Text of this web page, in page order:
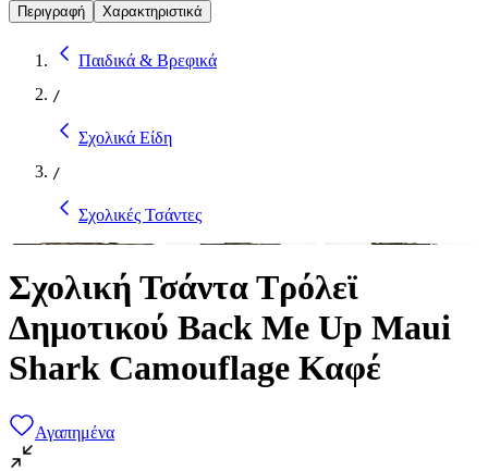
Περιγραφή Χαρακτηριστικά
Παιδικά & Βρεφικά
/
Σχολικά Είδη
/
Σχολικές Τσάντες
Σχολική Τσάντα Τρόλεϊ
Δημοτικού Back Me Up Maui
Shark Camouflage Καφέ
Αγαπημένα